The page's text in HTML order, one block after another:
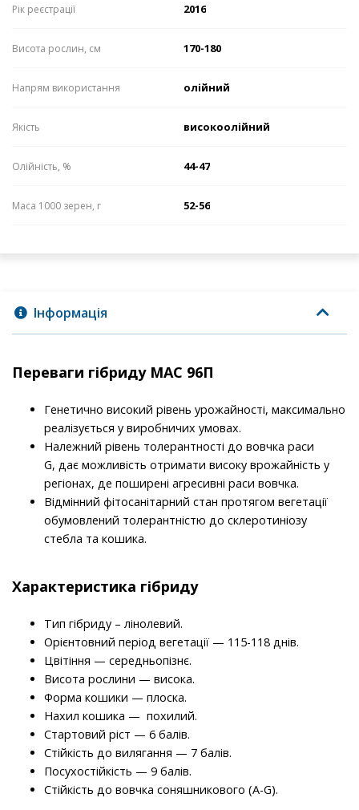
Рік реєстрації 2016
Висота рослин, см 170-180
Напрям використання олійний
Якість високоолійний
Олійність, % 44-47
Маса 1000 зерен, г 52-56
Інформація
Переваги гібриду МАС 96П
Генетично високий рівень урожайності, максимально
реалізується у виробничих умовах.
Належний рівень толерантності до вовчка раси
G, дає можливість отримати високу врожайність у
регіонах, де поширені агресивні раси вовчка.
Відмінний фітосанітарний стан протягом вегетації
обумовлений толерантністю до склеротиніозу
стебла та кошика.
Характеристика гібриду
Тип гібриду – лінолевий.
Орієнтовний період вегетації — 115-118 днів.
Цвітіння — середньопізнє.
Висота рослини — висока.
Форма кошики — плоска.
Нахил кошика — похилий.
Стартовий ріст — 6 балів.
Стійкість до вилягання — 7 балів.
Посухостійкість — 9 балів.
Стійкість до вовчка соняшникового (А-G).